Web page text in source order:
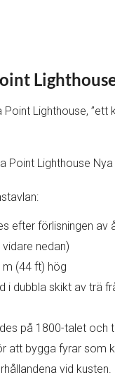
Point Lighthouse, ”ett
efter förlisningen av
nedan)
m (44 ft) hög
i dubbla skikt av trä
på 1800-talet och
att bygga fyrar som
vid kusten.